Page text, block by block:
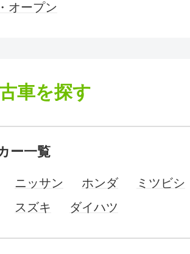
オープン
車を探す
ー一覧
ニッサン ホンダ
ミツビシ
スズキ ダイハツ